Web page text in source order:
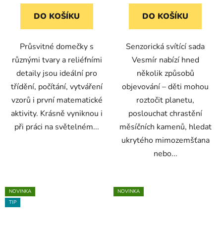
DO KOŠÍKU
Průsvitné domečky s
různými tvary a reliéfními
detaily jsou ideální pro
třídění, počítání, vytváření
vzorů i první matematické
aktivity. Krásně vyniknou i
při práci na světelném...
DO KOŠÍKU
Senzorická svítící sada
Vesmír nabízí hned
několik způsobů
objevování – děti mohou
roztočit planetu,
poslouchat chrastění
měsíčních kamenů, hledat
ukrytého mimozemšťana
nebo...
NOVINKA
TIP
NOVINKA